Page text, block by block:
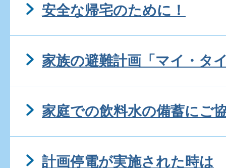
安全な帰宅のために！
家族の避難計画「マイ・タ
家庭での飲料水の備蓄にご
計画停電が実施された時は